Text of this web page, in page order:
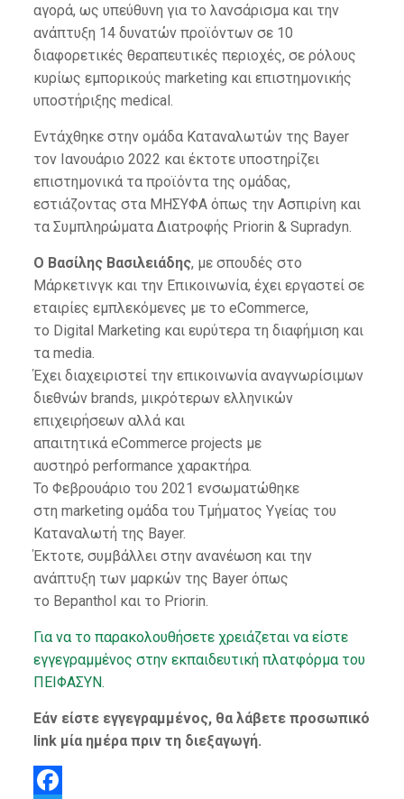
αγορά, ως υπεύθυνη για το λανσάρισμα και την
ανάπτυξη 14 δυνατών προϊόντων σε 10
διαφορετικές θεραπευτικές περιοχές, σε ρόλους
κυρίως εμπορικούς marketing και επιστημονικής
υποστήριξης medical.
Εντάχθηκε στην ομάδα Καταναλωτών της Bayer
τον Ιανουάριο 2022 και έκτοτε υποστηρίζει
επιστημονικά τα προϊόντα της ομάδας,
εστιάζοντας στα ΜΗΣΥΦΑ όπως την Ασπιρίνη και
τα Συμπληρώματα Διατροφής Priorin & Supradyn.
Ο Βασίλης Βασιλειάδης, με σπουδές στο
Μάρκετινγκ και την Επικοινωνία, έχει εργαστεί σε
εταιρίες εμπλεκόμενες με το eCommerce,
το Digital Marketing και ευρύτερα τη διαφήμιση και
τα media.
Έχει διαχειριστεί την επικοινωνία αναγνωρίσιμων
διεθνών brands, μικρότερων ελληνικών
επιχειρήσεων αλλά και
απαιτητικά eCommerce projects με
αυστηρό performance χαρακτήρα.
Το Φεβρουάριο του 2021 ενσωματώθηκε
στη marketing ομάδα του Τμήματος Υγείας του
Καταναλωτή της Bayer.
Έκτοτε, συμβάλλει στην ανανέωση και την
ανάπτυξη των μαρκών της Bayer όπως
το Bepanthol και το Priorin.
Για να το παρακολουθήσετε χρειάζεται να είστε
εγγεγραμμένος στην εκπαιδευτική πλατφόρμα του
ΠΕΙΦΑΣΥΝ.
Εάν είστε εγγεγραμμένος, θα λάβετε προσωπικό
link μία ημέρα πριν τη διεξαγωγή.